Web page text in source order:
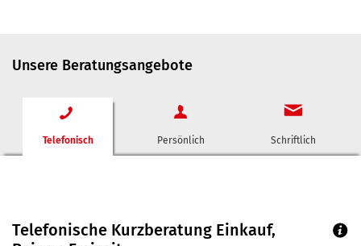
Unsere Beratungsangebote
Telefonisch Persönlich Schriftlich
Telefonische Kurzberatung Einkauf,